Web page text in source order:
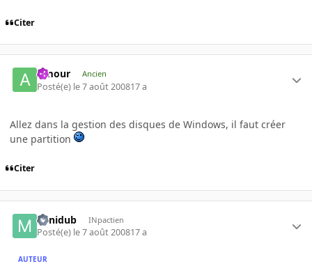
Citer
Amour Ancien
Posté(e) le 7 août 200817 a
Allez dans la gestion des disques de Windows, il faut créer
une partition
Citer
Minidub INpactien
Posté(e) le 7 août 200817 a
AUTEUR